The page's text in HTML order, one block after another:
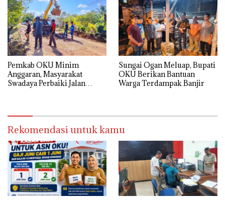
Pemkab OKU Minim
Anggaran, Masyarakat
Swadaya Perbaiki Jalan
Sungai Ogan Meluap, Bupati
OKU Berikan Bantuan
Warga Terdampak Banjir
Rekomendasi untuk kamu